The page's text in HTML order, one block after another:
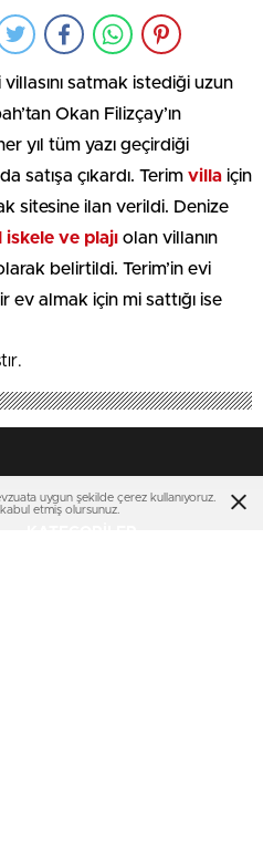
villasını satmak istediği uzun
Okan Filizçay’ın
yıl tüm yazı geçirdiği
satışa çıkardı. Terim villa için
sitesine ilan verildi. Denize
iskele ve plajı olan villanın
belirtildi. Terim’in evi
ev almak için mi sattığı ise
uygun şekilde çerez kullanıyoruz.
etmiş olursunuz.